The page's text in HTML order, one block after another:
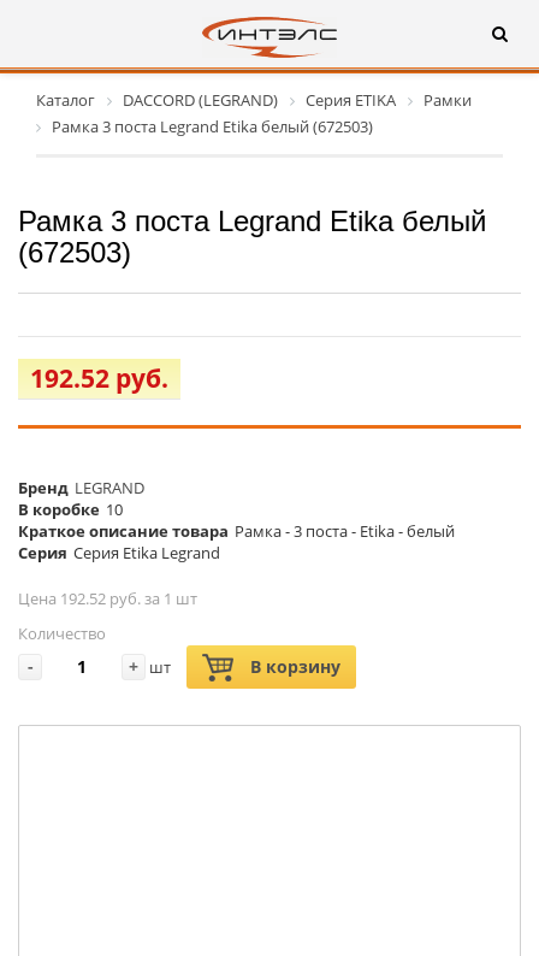
Каталог DACCORD (LEGRAND) Серия ETIKA
Рамки
Рамка 3 поста Legrand Etika белый (672503)
Рамка 3 поста Legrand Etika белый
(672503)
192.52 руб.
Бренд LEGRAND
В коробке 10
Краткое описание товара Рамка - 3 поста - Etika - белый
Серия Серия Etika Legrand
Цена 192.52 руб. за 1 шт
Количество
- + шт В корзину